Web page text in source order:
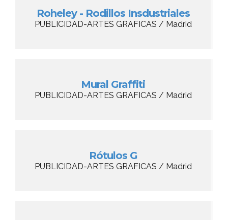
Roheley - Rodillos Insdustriales
PUBLICIDAD-ARTES GRAFICAS / Madrid
Mural Graffiti
PUBLICIDAD-ARTES GRAFICAS / Madrid
Rótulos G
PUBLICIDAD-ARTES GRAFICAS / Madrid